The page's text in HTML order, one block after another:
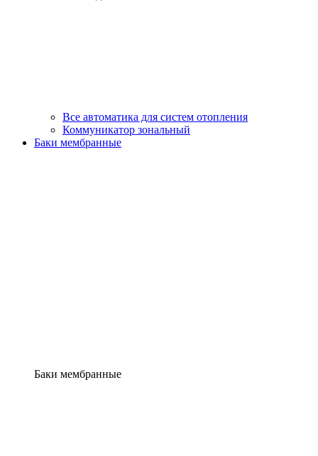
Все автоматика для систем отопления
Коммуникатор зональный
Баки мембранные
Баки мембранные